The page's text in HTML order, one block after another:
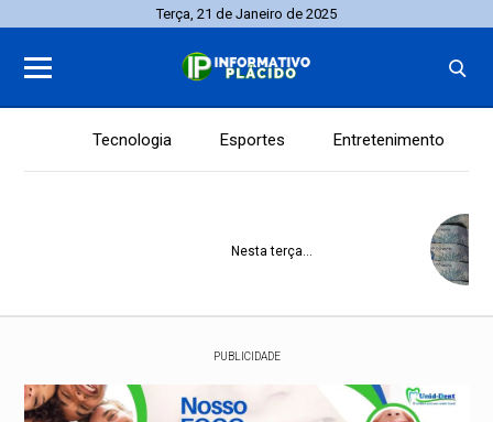
Terça, 21 de Janeiro de 2025
Tecnologia Esportes Entretenimento
Nesta terça, 21
Acre
PUBLICIDADE